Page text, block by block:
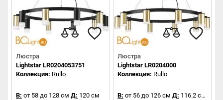
Люстра
Lightstar LR0204053751
Коллекция: Rullo
В: от 58 до 128 см Д: 120 см
Люстра
Lightstar LR0204000
Коллекция: Rullo
В: от 56 до 126 см Д: 116.2 см